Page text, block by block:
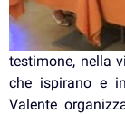
testimone, nella
che ispirano e
Valente